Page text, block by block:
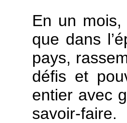
En un
que dans
pays,
défis et
entier avec
savoir-faire.